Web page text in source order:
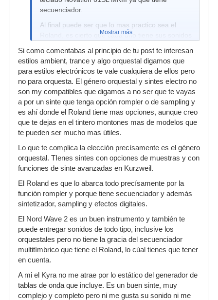
secuenciador.
Al final puede ser que lo mas practico sea el
Roland, es cierto que cada uno tiene sus sonidos
Mostrar más
Si como comentabas al principio de tu post te interesan
estilos ambient, trance y algo orquestal digamos que
para estilos electrónicos te vale cualquiera de ellos pero
no para orquesta. El género orquestal y sintes electro no
son my compatibles que digamos a no ser que te vayas
a por un sinte que tenga opción rompler o de sampling y
es ahí donde el Roland tiene mas opciones, aunque creo
que te dejas en el tintero montones mas de modelos que
te pueden ser mucho mas útiles.
Lo que te complica la elección precísamente es el género
orquestal. TIenes sintes con opciones de muestras y con
funciones de sinte avanzadas en Kurzweil.
El Roland es que lo abarca todo precísamente por la
función rompler y porque tiene secuenciador y además
sintetizador, sampling y efectos digitales.
El Nord Wave 2 es un buen instrumento y también te
puede entregar sonidos de todo tipo, inclusive los
orquestales pero no tiene la gracia del secuenciador
multitímbrico que tiene el Roland, lo cúal tienes que tener
en cuenta.
A mi el Kyra no me atrae por lo estático del generador de
tablas de onda que incluye. Es un buen sinte, muy
complejo y completo pero ni me gusta su sonido ni me